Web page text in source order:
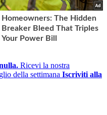
Ricevi la nostra
della settimana Iscriviti alla